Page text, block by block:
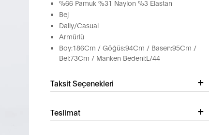
%66 Pamuk %31 Naylon %3 Elastan
Bej
Daily/Casual
Armürlü
Boy:186Cm / Göğüs:94Cm / Basen:95Cm /
Bel:73Cm / Manken Bedeni:L/44
Taksit Seçenekleri
Teslimat